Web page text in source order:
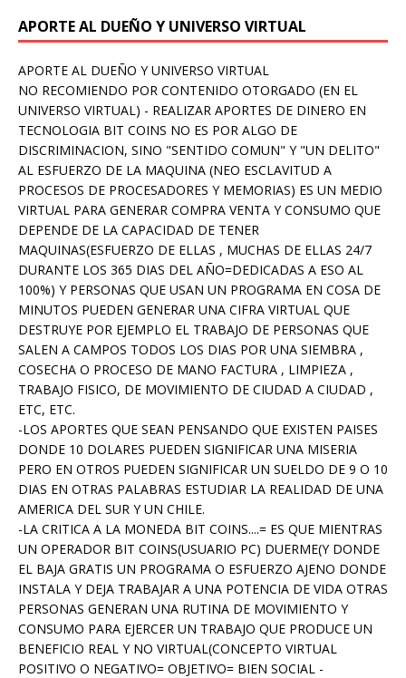
APORTE AL DUEÑO Y UNIVERSO VIRTUAL
APORTE AL DUEÑO Y UNIVERSO VIRTUAL
NO RECOMIENDO POR CONTENIDO OTORGADO (EN EL
UNIVERSO VIRTUAL) - REALIZAR APORTES DE DINERO EN
TECNOLOGIA BIT COINS NO ES POR ALGO DE
DISCRIMINACION, SINO "SENTIDO COMUN" Y "UN DELITO"
AL ESFUERZO DE LA MAQUINA (NEO ESCLAVITUD A
PROCESOS DE PROCESADORES Y MEMORIAS) ES UN MEDIO
VIRTUAL PARA GENERAR COMPRA VENTA Y CONSUMO QUE
DEPENDE DE LA CAPACIDAD DE TENER
MAQUINAS(ESFUERZO DE ELLAS , MUCHAS DE ELLAS 24/7
DURANTE LOS 365 DIAS DEL AÑO=DEDICADAS A ESO AL
100%) Y PERSONAS QUE USAN UN PROGRAMA EN COSA DE
MINUTOS PUEDEN GENERAR UNA CIFRA VIRTUAL QUE
DESTRUYE POR EJEMPLO EL TRABAJO DE PERSONAS QUE
SALEN A CAMPOS TODOS LOS DIAS POR UNA SIEMBRA ,
COSECHA O PROCESO DE MANO FACTURA , LIMPIEZA ,
TRABAJO FISICO, DE MOVIMIENTO DE CIUDAD A CIUDAD ,
ETC, ETC.
-LOS APORTES QUE SEAN PENSANDO QUE EXISTEN PAISES
DONDE 10 DOLARES PUEDEN SIGNIFICAR UNA MISERIA
PERO EN OTROS PUEDEN SIGNIFICAR UN SUELDO DE 9 O 10
DIAS EN OTRAS PALABRAS ESTUDIAR LA REALIDAD DE UNA
AMERICA DEL SUR Y UN CHILE.
-LA CRITICA A LA MONEDA BIT COINS....= ES QUE MIENTRAS
UN OPERADOR BIT COINS(USUARIO PC) DUERME(Y DONDE
EL BAJA GRATIS UN PROGRAMA O ESFUERZO AJENO DONDE
INSTALA Y DEJA TRABAJAR A UNA POTENCIA DE VIDA OTRAS
PERSONAS GENERAN UNA RUTINA DE MOVIMIENTO Y
CONSUMO PARA EJERCER UN TRABAJO QUE PRODUCE UN
BENEFICIO REAL Y NO VIRTUAL(CONCEPTO VIRTUAL
POSITIVO O NEGATIVO= OBJETIVO= BIEN SOCIAL -